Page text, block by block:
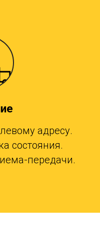
адресу.
состояния.
передачи.